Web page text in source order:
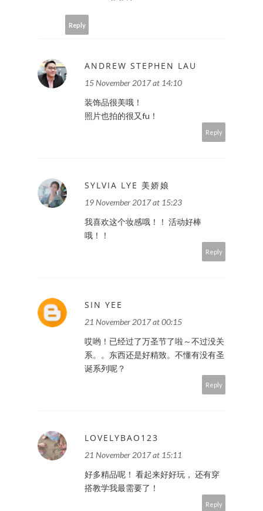
Reply
ANDREW STEPHEN LAU
15 November 2017 at 14:10
装饰品很美哦！
照片也拍的很又fu！
Reply
SYLVIA LYE 美娇娘
19 November 2017 at 15:23
我喜欢这个妆感哦！！ 活动好棒
哦！！
Reply
SIN YEE
21 November 2017 at 00:15
哎哟！已经过了万圣节了啦～不过没关
系。。东西还是好精致。不懂有没有圣
诞系列呢？
Reply
LOVELYBAO123
21 November 2017 at 15:11
好多精品呢！ 看起来好好玩， 还有穿
搭教学我最需要了！
Reply